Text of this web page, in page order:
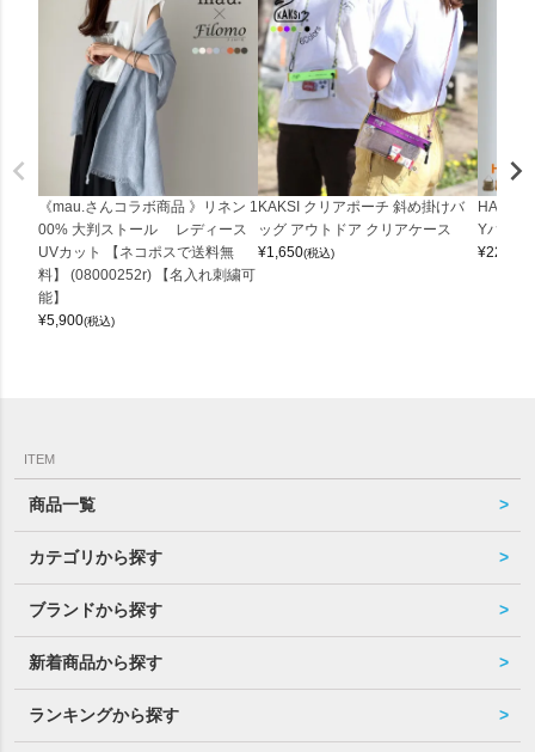
《mau.さんコラボ商品 》リネン 1
00% 大判ストール レディース
UVカット 【ネコポスで送料無
料】 (08000252r) 【名入れ刺繍可
能】
¥5,900(税込)
KAKSI クリアポーチ 斜め掛けバ
ッグ アウトドア クリアケース
¥1,650(税込)
Yバッグ
¥22,000
ITEM
商品一覧
カテゴリから探す
ブランドから探す
新着商品から探す
ランキングから探す